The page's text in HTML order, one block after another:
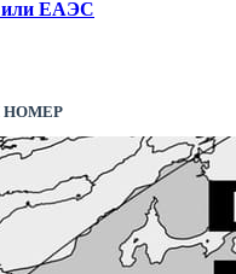
или ЕАЭС